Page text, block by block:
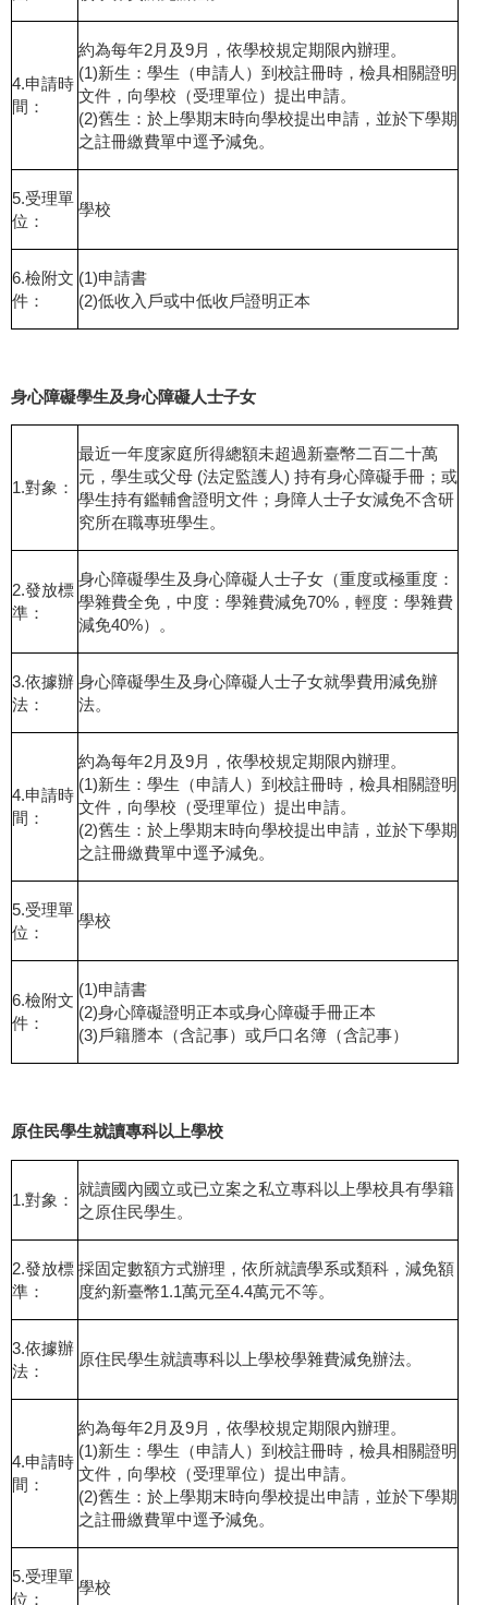
4.申請時
間：
約為每年2月及9月，依學校規定期限內辦理。
(1)新生：學生（申請人）到校註冊時，檢具相關證明
文件，向學校（受理單位）提出申請。
(2)舊生：於上學期末時向學校提出申請，並於下學期
之註冊繳費單中逕予減免。
5.受理單
位：
學校
6.檢附文
件：
(1)申請書
(2)低收入戶或中低收戶證明正本
身心障礙學生及身心障礙人士子女
1.對象：
最近一年度家庭所得總額未超過新臺幣二百二十萬
元，學生或父母 (法定監護人) 持有身心障礙手冊；或
學生持有鑑輔會證明文件；身障人士子女減免不含研
究所在職專班學生。
2.發放標
準：
身心障礙學生及身心障礙人士子女（重度或極重度：
學雜費全免，中度：學雜費減免70%，輕度：學雜費
減免40%）。
3.依據辦
法：
身心障礙學生及身心障礙人士子女就學費用減免辦
法。
4.申請時
間：
約為每年2月及9月，依學校規定期限內辦理。
(1)新生：學生（申請人）到校註冊時，檢具相關證明
文件，向學校（受理單位）提出申請。
(2)舊生：於上學期末時向學校提出申請，並於下學期
之註冊繳費單中逕予減免。
5.受理單
位：
學校
6.檢附文
件：
(1)申請書
(2)身心障礙證明正本或身心障礙手冊正本
(3)戶籍謄本（含記事）或戶口名簿（含記事）
原住民學生就讀專科以上學校
1.對象：
就讀國內國立或已立案之私立專科以上學校具有學籍
之原住民學生。
2.發放標
準：
採固定數額方式辦理，依所就讀學系或類科，減免額
度約新臺幣1.1萬元至4.4萬元不等。
3.依據辦
法：
原住民學生就讀專科以上學校學雜費減免辦法。
4.申請時
間：
約為每年2月及9月，依學校規定期限內辦理。
(1)新生：學生（申請人）到校註冊時，檢具相關證明
文件，向學校（受理單位）提出申請。
(2)舊生：於上學期末時向學校提出申請，並於下學期
之註冊繳費單中逕予減免。
5.受理單
位：
學校